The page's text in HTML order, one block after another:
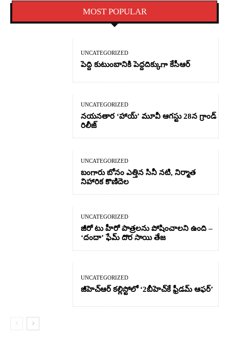
MOST POPULAR
UNCATEGORIZED
పెద్ది కుటుంబానికి పెద్దదిక్కుగా కేసీఆర్
UNCATEGORIZED
నయనతార ‘హాయ్’ మూవీ ఆగస్టు 28న గ్రాండ్
రిలీజ్
UNCATEGORIZED
బంగారు బోనం ఎత్తిన సినీ నటి, నిర్మాత
నిహారిక కొణిదెల
UNCATEGORIZED
జీరో టు హీరో పాత్రలను పోషించాలని ఉంది –
‘దందా’ ఫేమ్ దొర సాయి తేజ
UNCATEGORIZED
జీహెచ్ఆర్‌ కల్లిస్టోలో ‘2బీహెచ్‌కే ఫ్రీడమ్ ఆఫర్’